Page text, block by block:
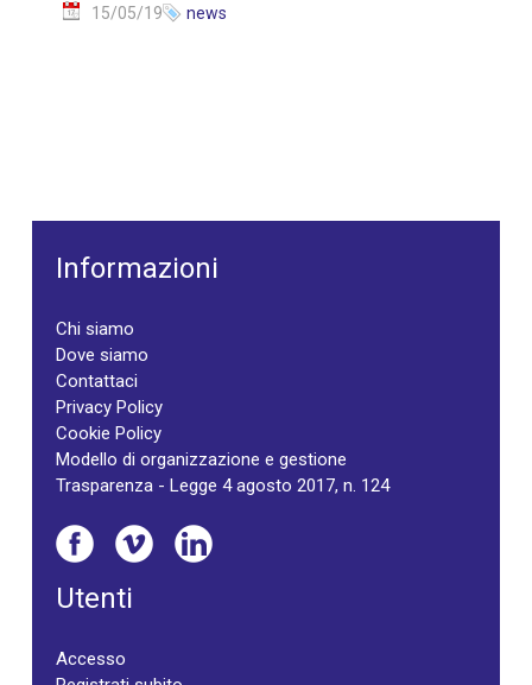
15/05/19 news
Informazioni
Chi siamo
Dove siamo
Contattaci
Privacy Policy
Cookie Policy
Modello di organizzazione e gestione
Trasparenza - Legge 4 agosto 2017, n. 124
Utenti
Accesso